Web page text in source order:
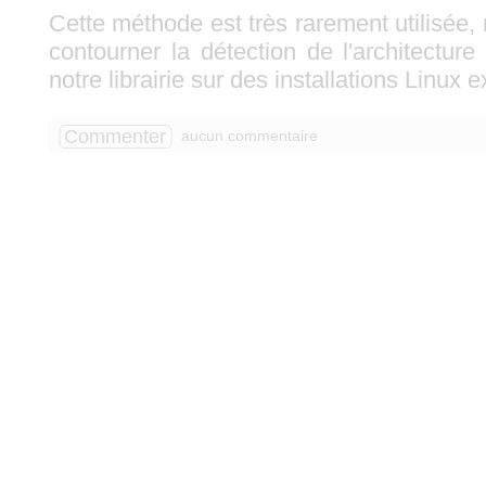
Cette méthode est très rarement utilisée,
contourner la détection de
notre librairie sur des installations Linux
Commenter aucun commentaire